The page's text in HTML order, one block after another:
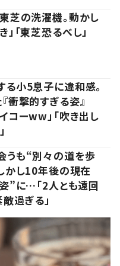
芝の洗濯機。動かし
「東芝恐るべし」
小5息子に違和感。
衝撃的すぎる姿』
コーww」「吹き出し
うも“別々の道を歩
かし10年後の現在
”に…「2人とも遠回
敵過ぎる」